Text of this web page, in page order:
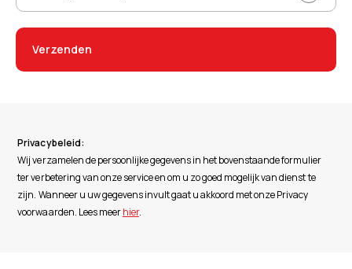
Verzenden
Privacybeleid:
Wij verzamelen de persoonlijke gegevens in het bovenstaande formulier
ter verbetering van onze service en om u zo goed mogelijk van dienst te
zijn. Wanneer u uw gegevens invult gaat u akkoord met onze Privacy
voorwaarden. Lees meerhier.